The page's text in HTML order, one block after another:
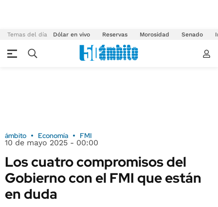
Temas del día Dólar en vivo Reservas Morosidad Senado
ámbito Economía FMI
10 de mayo 2025 - 00:00
Los cuatro compromisos del
Gobierno con el FMI que están
en duda